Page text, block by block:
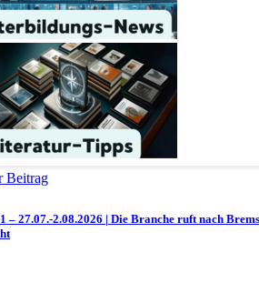
Beitrag
– 27.07.-2.08.2026 | Die Branche ruft nach